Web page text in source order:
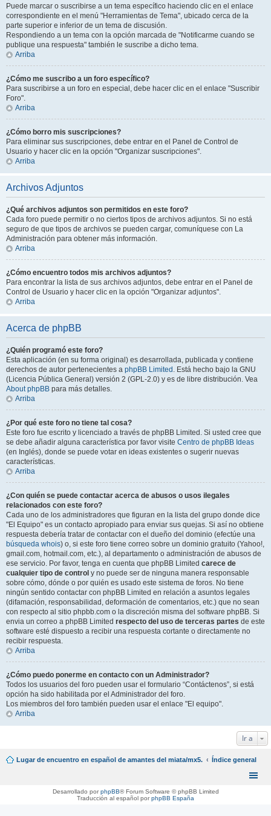
Puede marcar o suscribirse a un tema específico haciendo clic en el enlace
correspondiente en el menú "Herramientas de Tema", ubicado cerca de la
parte superior e inferior de un tema de discusión.
Respondiendo a un tema con la opción marcada de "Notificarme cuando se
publique una respuesta" también le suscribe a dicho tema.
Arriba
¿Cómo me suscribo a un foro específico?
Para suscribirse a un foro en especial, debe hacer clic en el enlace "Suscribir
Foro".
Arriba
¿Cómo borro mis suscripciones?
Para eliminar sus suscripciones, debe entrar en el Panel de Control de
Usuario y hacer clic en la opción "Organizar suscripciones".
Arriba
Archivos Adjuntos
¿Qué archivos adjuntos son permitidos en este foro?
Cada foro puede permitir o no ciertos tipos de archivos adjuntos. Si no está
seguro de que tipos de archivos se pueden cargar, comuníquese con La
Administración para obtener más información.
Arriba
¿Cómo encuentro todos mis archivos adjuntos?
Para encontrar la lista de sus archivos adjuntos, debe entrar en el Panel de
Control de Usuario y hacer clic en la opción "Organizar adjuntos".
Arriba
Acerca de phpBB
¿Quién programó este foro?
Esta aplicación (en su forma original) es desarrollada, publicada y contiene
derechos de autor pertenecientes a phpBB Limited. Está hecho bajo la GNU
(Licencia Pública General) versión 2 (GPL-2.0) y es de libre distribución. Vea
About phpBB para más detalles.
Arriba
¿Por qué este foro no tiene tal cosa?
Este foro fue escrito y licenciado a través de phpBB Limited. Si usted cree que
se debe añadir alguna característica por favor visite Centro de phpBB Ideas
(en Inglés), donde se puede votar en ideas existentes o sugerir nuevas
características.
Arriba
¿Con quién se puede contactar acerca de abusos o usos ilegales
relacionados con este foro?
Cada uno de los administradores que figuran en la lista del grupo donde dice
"El Equipo" es un contacto apropiado para enviar sus quejas. Si así no obtiene
respuesta debería tratar de contactar con el dueño del dominio (efectúe una
búsqueda whois) o, si este foro tiene correo sobre un dominio gratuito (Yahoo!,
gmail.com, hotmail.com, etc.), al departamento o administración de abusos de
ese servicio. Por favor, tenga en cuenta que phpBB Limited carece de
cualquier tipo de control y no puede ser de ninguna manera responsable
sobre cómo, dónde o por quién es usado este sistema de foros. No tiene
ningún sentido contactar con phpBB Limited en relación a asuntos legales
(difamación, responsabilidad, deformación de comentarios, etc.) que no sean
con respecto al sitio phpbb.com o la discreción misma del software phpBB. Si
envia un correo a phpBB Limited respecto del uso de terceras partes de este
software esté dispuesto a recibir una respuesta cortante o directamente no
recibir respuesta.
Arriba
¿Cómo puedo ponerme en contacto con un Administrador?
Todos los usuarios del foro pueden usar el formulario “Contáctenos”, si está
opción ha sido habilitada por el Administrador del foro.
Los miembros del foro también pueden usar el enlace "El equipo".
Arriba
Ir a
Lugar de encuentro en español de amantes del miata/mx5. Índice general
Desarrollado porphpBB® Forum Software © phpBB Limited
Traducción al español porphpBB España